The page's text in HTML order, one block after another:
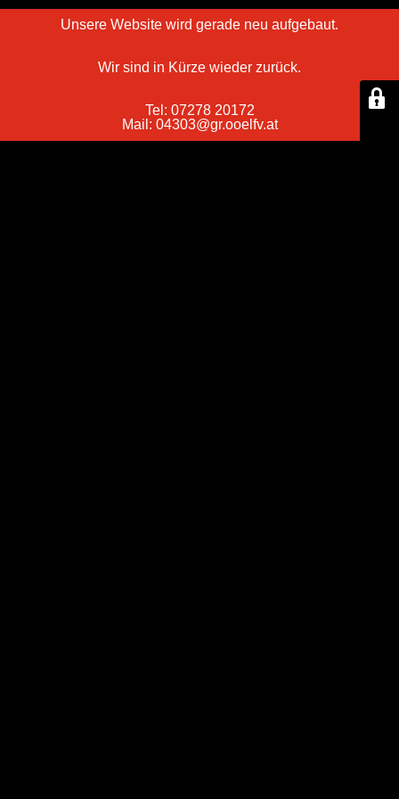
Unsere Website wird gerade neu aufgebaut.
Wir sind in Kürze wieder zurück.
Tel: 07278 20172
Mail: 04303@gr.ooelfv.at